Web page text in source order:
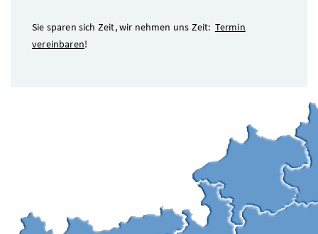
Sie sparen sich Zeit, wir nehmen uns Zeit: Termin
vereinbaren!